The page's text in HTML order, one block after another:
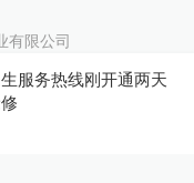
服务热线刚开通两天
有限公司
备14003370号
号